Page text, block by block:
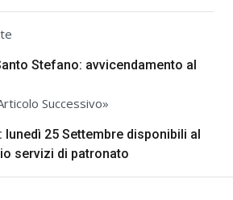
Stefano: avvicendamento al
Successivo»
25 Settembre disponibili al
servizi di patronato